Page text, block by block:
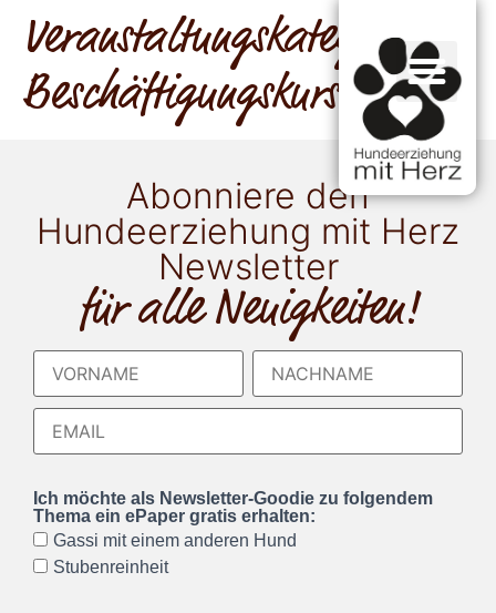
Veranstaltungskategorie:
Beschäftigungskurse offen
Abonniere den
Hundeerziehung mit Herz
Newsletter
für alle Neuigkeiten!
Ich möchte als Newsletter-Goodie zu folgendem
Thema ein ePaper gratis erhalten:
Gassi mit einem anderen Hund
Stubenreinheit